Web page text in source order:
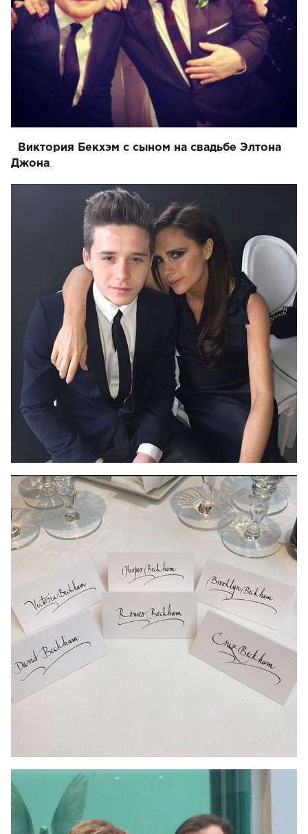
Виктория Бекхэм с сыном на свадьбе Элтона
Джона.